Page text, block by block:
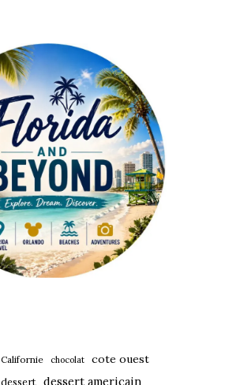
Californie chocolat cote ouest
dessert dessert americain